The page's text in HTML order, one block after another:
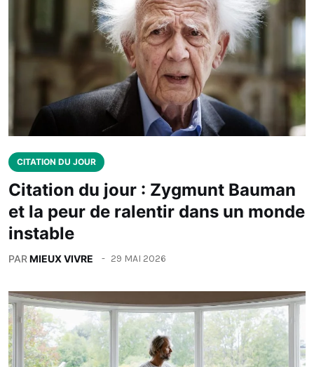
CITATION DU JOUR
Citation du jour : Zygmunt Bauman
et la peur de ralentir dans un monde
instable
PARMIEUX VIVRE 29 MAI 2026